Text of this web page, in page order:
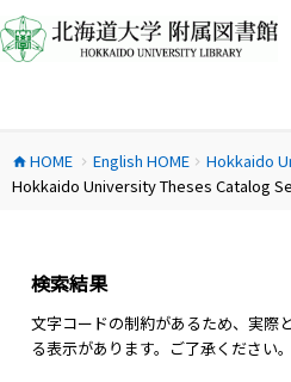
ン
テ
ス
キ
home HOME chevron_right English HOMEchevron_right Hokkaido
Hokkaido University Theses Catalog
検索結果
文字コードの制約があるため、実際
る表示があります。ご了承ください。